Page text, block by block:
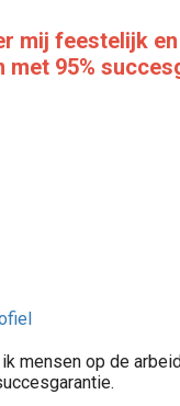
mij feestelijk
95%
mensen op de